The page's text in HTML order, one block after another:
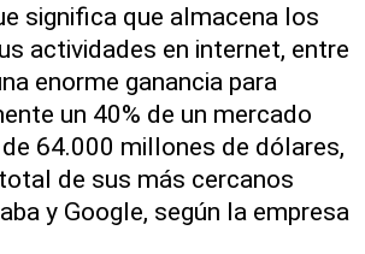
significa que almacena los
actividades en internet, entre
enorme ganancia para
un 40% de un mercado
64.000 millones de dólares,
de sus más cercanos
y Google, según la empresa